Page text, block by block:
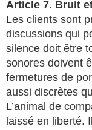
Article 7. Bruit
Les clients sont
discussions qui
silence doit être
sonores doivent
fermetures de
aussi discrètes
L’animal de
laissé en liberté.